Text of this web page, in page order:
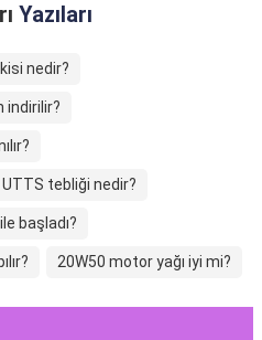
Yazıları
nedir?
indirilir?
UTTS tebliği nedir?
başladı?
20W50 motor yağı iyi mi?